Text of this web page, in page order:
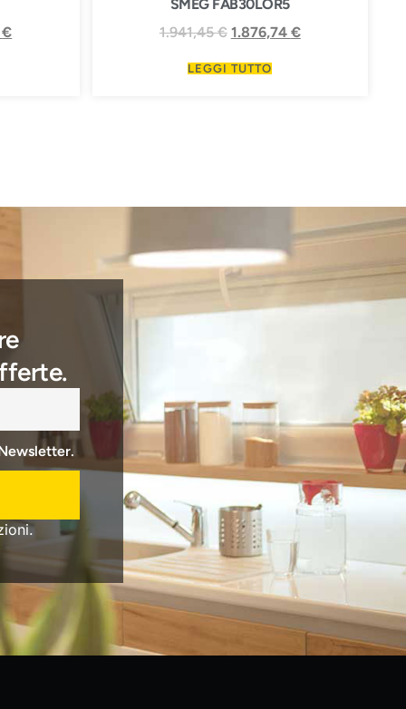
€
SMEG FAB30LOR5
1.941,45€ 1.876,74 €
LEGGI TUTTO